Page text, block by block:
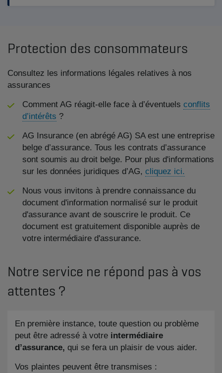
Protection des consommateurs
Consultez les informations légales relatives à nos
assurances
Comment AG réagit-elle face à d’éventuels conflits
d’intérêts ?
AG Insurance (en abrégé AG) SA est une entreprise
belge d’assurance. Tous les contrats d’assurance
sont soumis au droit belge. Pour plus d'informations
sur les données juridiques d’AG, cliquez ici.
Nous vous invitons à prendre connaissance du
document d'information normalisé sur le produit
d'assurance avant de souscrire le produit. Ce
document est gratuitement disponible auprès de
votre intermédiaire d'assurance.
Notre service ne répond pas à vos
attentes ?
En première instance, toute question ou problème
peut être adressé à votre intermédiaire
d’assurance, qui se fera un plaisir de vous aider.
Vos plaintes peuvent être transmises :